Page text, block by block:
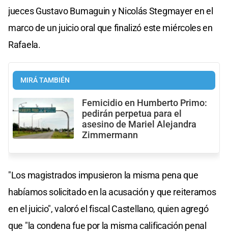
jueces Gustavo Bumaguin y Nicolás Stegmayer en el
marco de un juicio oral que finalizó este miércoles en
Rafaela.
MIRÁ TAMBIÉN
Femicidio en Humberto Primo:
pedirán perpetua para el
asesino de Mariel Alejandra
Zimmermann
"Los magistrados impusieron la misma pena que
habíamos solicitado en la acusación y que reiteramos
en el juicio", valoró el fiscal Castellano, quien agregó
que "la condena fue por la misma calificación penal